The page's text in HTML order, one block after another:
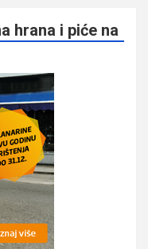
hrana i piće na